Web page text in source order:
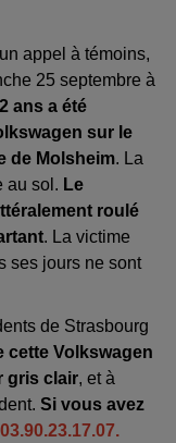
appel à témoins,
25 septembre à
ans a été
sur le
de Molsheim. La
au sol. Le
roulé
. La victime
ses jours ne sont
de Strasbourg
cette Volkswagen
gris clair, et à
Si vous avez
03.90.23.17.07.